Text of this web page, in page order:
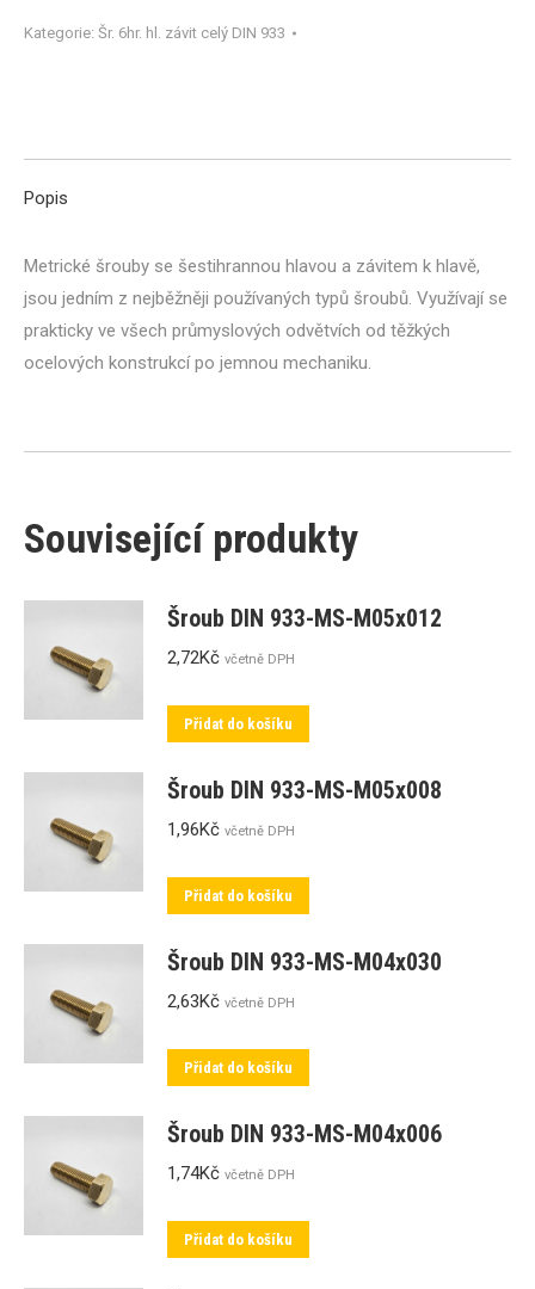
MS-
Kategorie: Šr. 6hr. hl. závit celý DIN 933
Popis
Metrické šrouby se šestihrannou hlavou a závitem k hlavě,
jsou jedním z nejběžněji používaných typů šroubů. Využívají se
prakticky ve všech průmyslových odvětvích od těžkých
ocelových konstrukcí po jemnou mechaniku.
Související produkty
Šroub DIN 933-MS-M05x012
2,72Kč včetně DPH
Přidat do košíku
Šroub DIN 933-MS-M05x008
1,96Kč včetně DPH
Přidat do košíku
Šroub DIN 933-MS-M04x030
2,63Kč včetně DPH
Přidat do košíku
Šroub DIN 933-MS-M04x006
1,74Kč včetně DPH
Přidat do košíku